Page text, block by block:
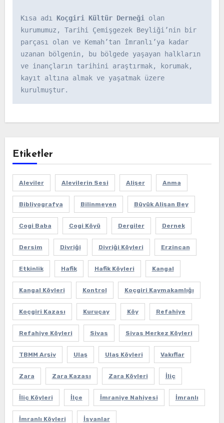
Kısa adı Koçgiri Kültür Derneği olan
kurumumuz, Tarihi Çemişgezek Beyliği’nin bir
parçası olan ve Kemah’tan İmranlı’ya kadar
uzanan bölgenin, bu bölgede yaşayan halkların
ve inançların tarihini araştırmak, korumak,
kayıt altına almak ve yaşatmak üzere
kurulmuştur.
Etiketler
Aleviler Alevilerin Sesi Alişer Anma
Bibliyografya Bilinmeyen Büyük Alişan Bey
Cogi Baba Cogi Köyü Dergiler Dernek
Dersim Divriği Divriği Köyleri Erzincan
Etkinlik Hafik Hafik Köyleri Kangal
Kangal Köyleri Kontrol Koçgiri Kaymakamlığı
Koçgiri Kazası Kuruçay Köy Refahiye
Refahiye Köyleri Sivas Sivas Merkez Köyleri
TBMM Arşiv Ulaş Ulaş Köyleri Vakıflar
Zara Zara Kazası Zara Köyleri İliç
İliç Köyleri İlçe İmraniye Nahiyesi İmranlı
İmranlı Köyleri İsyanlar